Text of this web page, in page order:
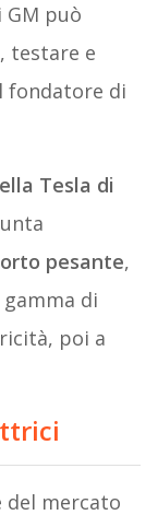
può
testare e
fondatore di
Tesla di
pesante,
di
poi a
del mercato